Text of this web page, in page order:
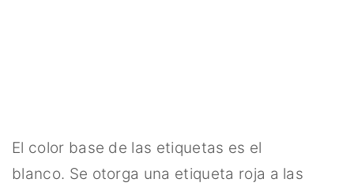
El color base de las etiquetas es el
blanco. Se otorga una etiqueta roja a las